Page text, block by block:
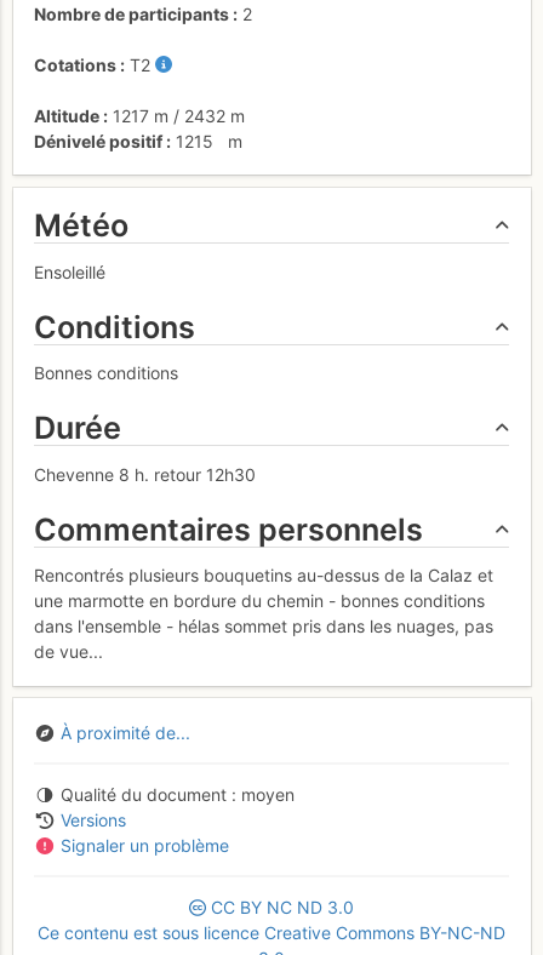
Nombre de participants
2
Cotations T2
Altitude 1217 m / 2432 m
Dénivelé positif
1215 m
Météo
Ensoleillé
Conditions
Bonnes conditions
Durée
Chevenne 8 h. retour 12h30
Commentaires personnels
Rencontrés plusieurs bouquetins au-dessus de la Calaz et
une marmotte en bordure du chemin - bonnes conditions
dans l'ensemble - hélas sommet pris dans les nuages, pas
de vue...
À proximité de...
Qualité du document
moyen
Versions
Signaler un problème
CC BY NC ND 3.0
Ce contenu est sous licence Creative Commons BY-NC-ND